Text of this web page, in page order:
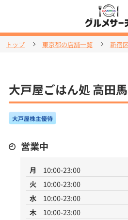
トップ 東京都の店舗一覧 新宿
大戸屋ごはん処 高田
大戸屋株主優待
営業中
月
10:00-23:00
火
10:00-23:00
水
10:00-23:00
木
10:00-23:00